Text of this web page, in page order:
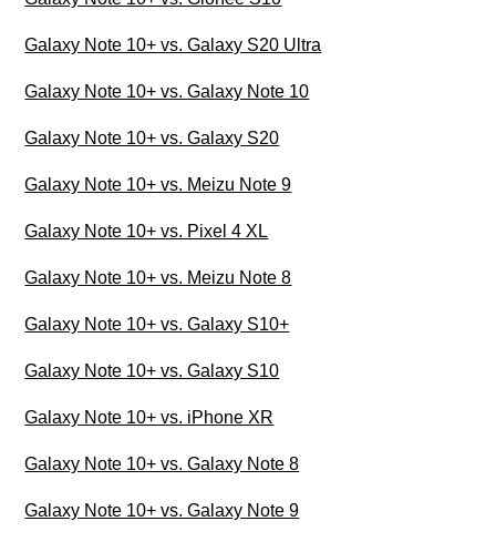
Galaxy Note 10+ vs. Galaxy S20 Ultra
Galaxy Note 10+ vs. Galaxy Note 10
Galaxy Note 10+ vs. Galaxy S20
Galaxy Note 10+ vs. Meizu Note 9
Galaxy Note 10+ vs. Pixel 4 XL
Galaxy Note 10+ vs. Meizu Note 8
Galaxy Note 10+ vs. Galaxy S10+
Galaxy Note 10+ vs. Galaxy S10
Galaxy Note 10+ vs. iPhone XR
Galaxy Note 10+ vs. Galaxy Note 8
Galaxy Note 10+ vs. Galaxy Note 9